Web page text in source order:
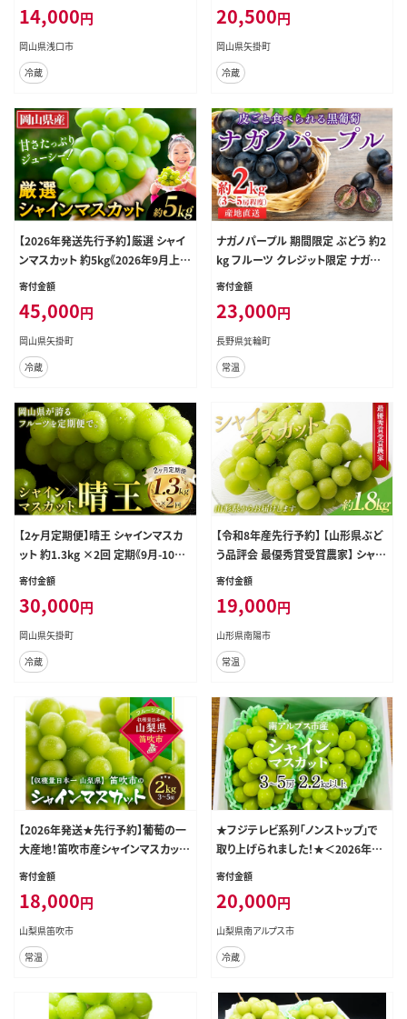
5_14000_2kg---
14,000円
岡山県浅口市
冷蔵
選 シャインマスカット マスカット シ
ャイン ぶどう シャインマスカット フ
ルーツ 岡山県産 シャインマスカット
矢掛 シャインマスカット ---ofn_cws
20,500円
岡山県矢掛町
冷蔵
【2026年発送先行予約】厳選 シャイ
ンマスカット 約5kg《2026年9月上
旬-11月中旬に出荷予定(土日祝除
ャインマスカット ぶどう ブドウ シャ
インマスカット フルーツ 果物 シャイ
ンマスカット 限定 岡山県産 ぶどう
ブドウ シャインマスカット 矢掛町---
---
寄付金額
45,000円
岡山県矢掛町
冷蔵
ナガノパープル 期間限定 ぶどう 約2
kg フルーツ クレジット限定 ナガノ
パープル
寄付金額
23,000円
長野県箕輪町
常温
【2ヶ月定期便】晴王 シャインマスカ
ット 約1.3kg ×2回 定期《9月-10月
頃出荷》 シャインマスカット 岡山 マ
ofn_chotei_26_30000_sep2---
寄付金額
30,000円
岡山県矢掛町
冷蔵
【令和8年産先行予約】 【山形県ぶど
う品評会 最優秀賞受賞農家】 シャイ
ンマスカット 約1.8kg (3房入り 秀)
園』 山形県 南陽市 [2027-R8]
寄付金額
19,000円
山形県南陽市
常温
【2026年発送★先行予約】葡萄の一
大産地！笛吹市産シャインマスカット
2kg 167-012
寄付金額
18,000円
山梨県笛吹市
常温
★フジテレビ系列「ノンストップ」で
取り上げられました！★＜2026年発
送先行予約＞南アルプス市産シャイ
ンマスカット2.2kg以上（3～5房） ク
ール便発送 ALPAG011
寄付金額
20,000円
山梨県南アルプス市
冷蔵